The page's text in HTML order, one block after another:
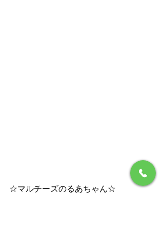
☆マルチーズのるあちゃん☆